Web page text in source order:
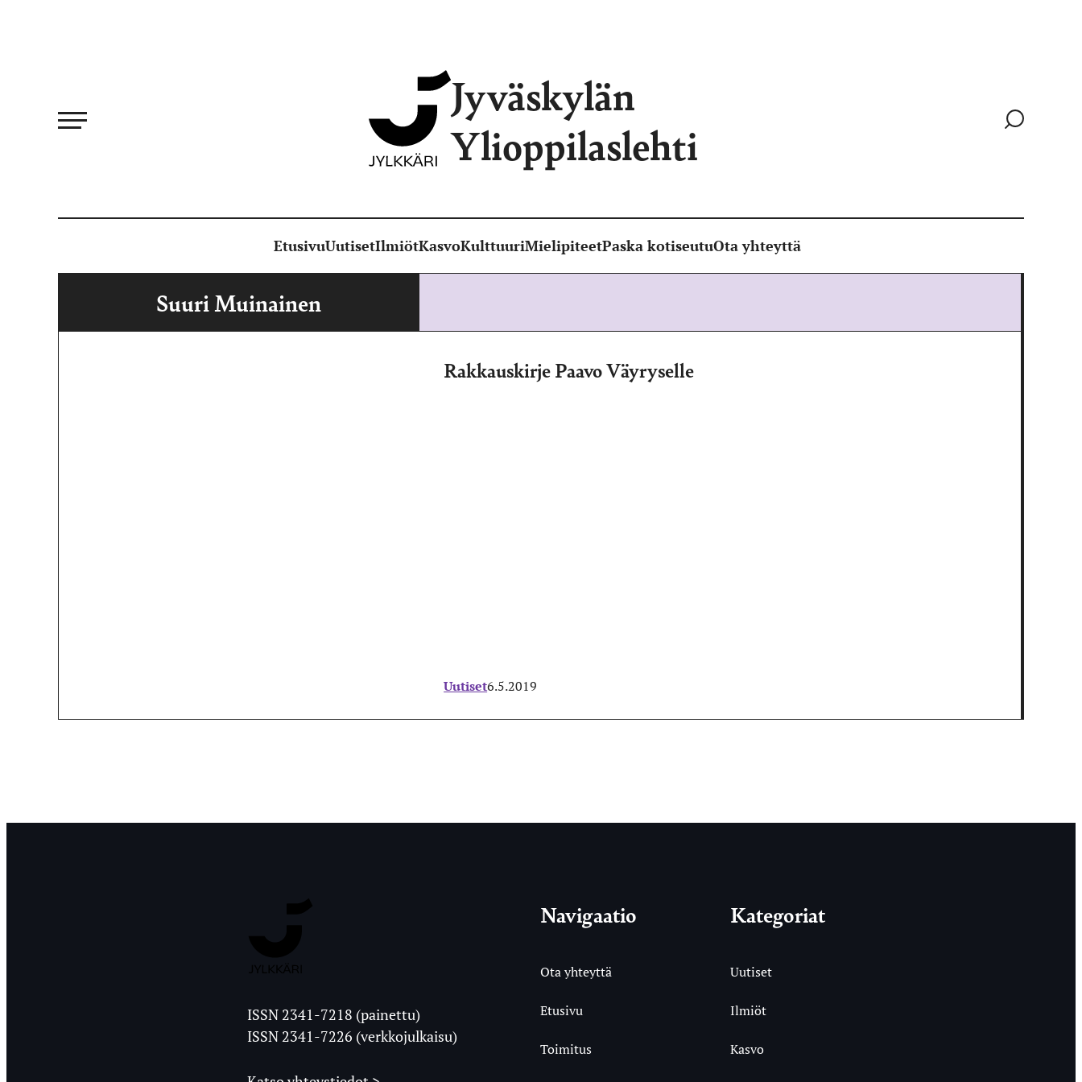
Jyväskylän
Ylioppilaslehti
Siirry
EtusivuUutisetIlmiötKasvoKulttuuriMielipiteetPaska kotiseutuOta yhteyttä
Suuri Muinainen
Rakkauskirje Paavo Väyryselle
Uutiset6.5.2019
Ylioppilaslehti
ISSN 2341-7218 (painettu)
ISSN 2341-7226 (verkkojulkaisu)
Navigaatio
Ota yhteyttä
Etusivu
Toimitus
Kategoriat
Uutiset
Ilmiöt
Kasvo